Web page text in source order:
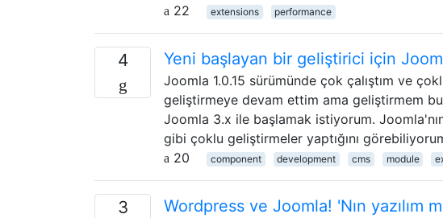
22
extensions performance
4 Yeni başlayan bir geliştirici için
Joomla 1.0.15 sürümünde çok çalıştım ve
geliştirmeye devam ettim ama geliştirmem
Joomla 3.x ile başlamak istiyorum.
gibi çoklu geliştirmeler yaptığını
20
component development cms module
3
Wordpress ve Joomla! 'Nın yazılım